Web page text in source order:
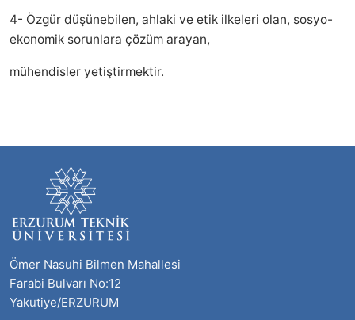
4- Özgür düşünebilen, ahlaki ve etik ilkeleri olan, sosyo-
ekonomik sorunlara çözüm arayan,
mühendisler yetiştirmektir.
Ömer Nasuhi Bilmen Mahallesi
Farabi Bulvarı No:12
Yakutiye/ERZURUM